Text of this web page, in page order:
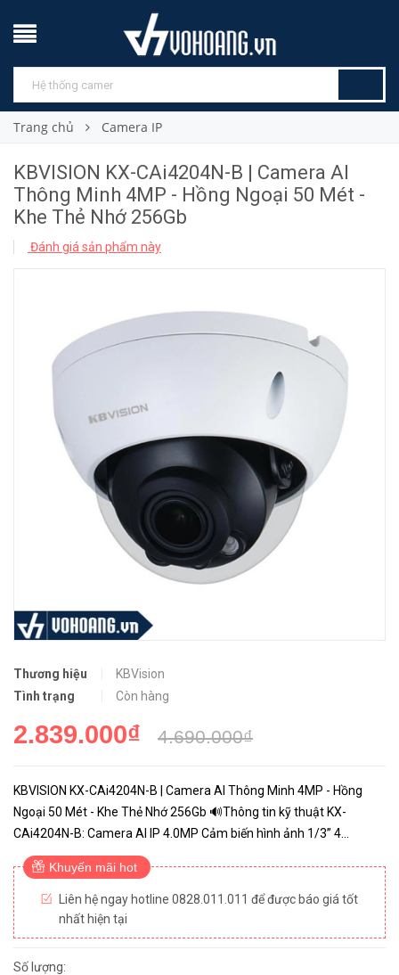
Trang chủ Camera IP
KBVISION KX-CAi4204N-B | Camera AI
Thông Minh 4MP - Hồng Ngoại 50 Mét -
Khe Thẻ Nhớ 256Gb
Đánh giá sản phẩm này
Thương hiệu
KBVision
Tình trạng
Còn hàng
2.839.000₫ 4.690.000₫
KBVISION KX-CAi4204N-B | Camera AI Thông Minh 4MP - Hồng
Ngoại 50 Mét - Khe Thẻ Nhớ 256Gb 🔊Thông tin kỹ thuật KX-
CAi4204N-B: Camera AI IP 4.0MP Cảm biến hình ảnh 1/3” 4
Megapixel progressive Sony Starvis Chuẩn nén hình ảnh H.265+;
H.2...
Khuyến mãi hot
Liên hệ ngay hotline 0828.011.011 để được báo giá tốt
nhất hiện tại
Số lượng: